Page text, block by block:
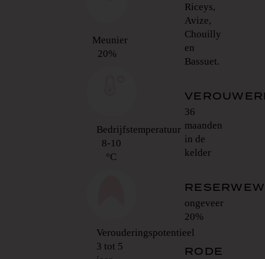
Meunier
20%
Bedrijfstemperatuur
8-10
°C
Verouderingspotentieel
3 tot 5
Riceys,
Avize,
Chouilly
en
Bassuet.
36
maanden
in de
kelder
ongeveer
20%
RODE